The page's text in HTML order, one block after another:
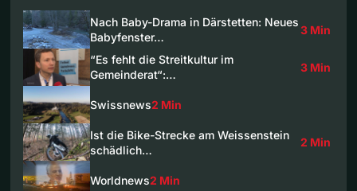
Nach Baby-Drama in Därstetten: Neues
Babyfenster…
3 Min
“Es fehlt die Streitkultur im
Gemeinderat“:…
3 Min
Swissnews2 Min
Ist die Bike-Strecke am Weissenstein
schädlich…
2 Min
Worldnews2 Min